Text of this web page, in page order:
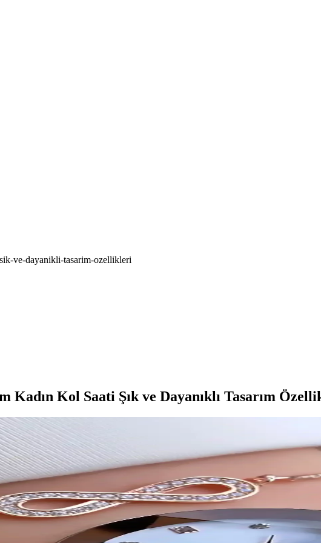
ve-dayanikli-tasarim-ozellikleri
Kadın Kol Saati Şık ve Dayanıklı Tasarım